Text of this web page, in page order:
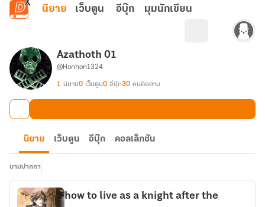
ข้ามไปยังเนื้อหาหลัก
นิยาย เว็บตูน อีบุ๊ก มุมนักเขียน
Azathoth 01
@Honhon1324
1 นิยาย0 เว็บตูน0 อีบุ๊ก30 คนติดตาม
นิยาย เว็บตูน อีบุ๊ก คอลเล็กชัน
นามปากกา
how to live as a knight after the